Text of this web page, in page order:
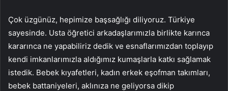
Çok üzgünüz, hepimize başsağlığı diliyoruz. Türkiye
sayesinde. Usta öğretici arkadaşlarımızla birlikte karınca
kararınca ne yapabiliriz dedik ve esnaflarımızdan toplayıp
kendi imkanlarımızla aldığımız kumaşlarla katkı sağlamak
istedik. Bebek kıyafetleri, kadın erkek eşofman takımları,
bebek battaniyeleri, aklınıza ne geliyorsa dikip